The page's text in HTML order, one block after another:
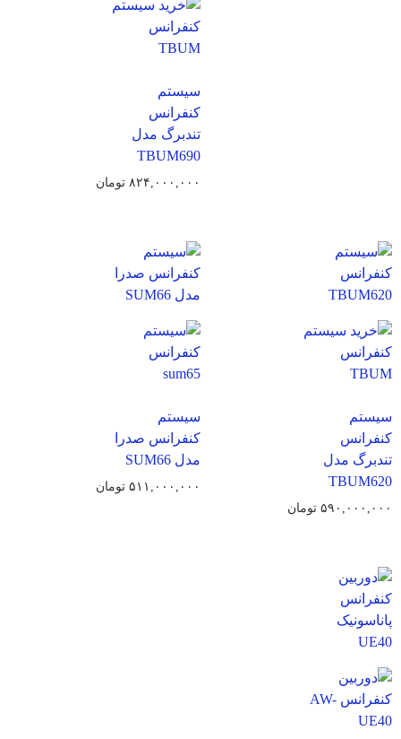
سیستم
کنفرانس
تندبرگ مدل
TBUM690
۸۲۴,۰۰۰,۰۰۰ تومان
سیستم
کنفرانس
تندبرگ مدل
TBUM620
۵۹۰,۰۰۰,۰۰۰ تومان
سیستم
کنفرانس صدرا
مدل SUM66
۵۱۱,۰۰۰,۰۰۰ تومان